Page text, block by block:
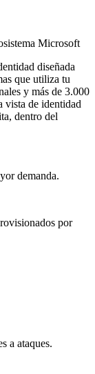
Microsoft
diseñada
que utiliza tu
y más de 3.000
vista de identidad
dentro del
demanda.
por
a ataques.